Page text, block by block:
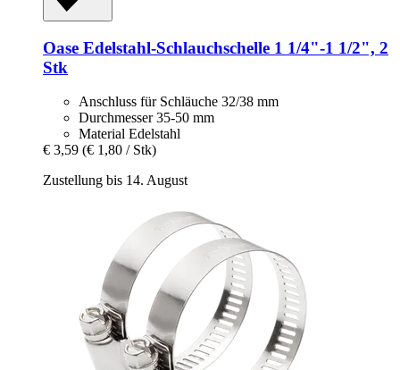
Oase Edelstahl-​Schlauchschelle 1 1/4"-​1 1/2", 2
Stk
Anschluss für Schläuche 32/38 mm
Durchmesser 35-50 mm
Material Edelstahl
€ 3,59 (€ 1,80 / Stk)
Zustellung bis 14. August